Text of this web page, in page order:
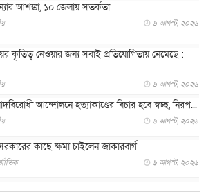
আশঙ্কা, ১০ জেলায় সতর্কতা
৬ আগস্ট, ২০২৬
কৃতিত্ব নেওয়ার জন্য সবাই প্রতিযোগিতায় নেমেছে :
৬ আগস্ট, ২০২৬
আন্দোলনে হত্যাকাণ্ডের বিচার হবে স্বচ্ছ, নিরপ...
৬ আগস্ট, ২০২৬
কাছে ক্ষমা চাইলেন জাকারবার্গ
৬ আগস্ট, ২০২৬
হেলিকপ্টার ও যাত্রীবাহী বিমান মুখোমুখি, তদন্...